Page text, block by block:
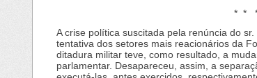
* *
A crise política suscitada pela renúncia do
tentativa dos setores mais reacionários da
ditadura militar teve, como resultado, a
parlamentar. Desapareceu, assim, a